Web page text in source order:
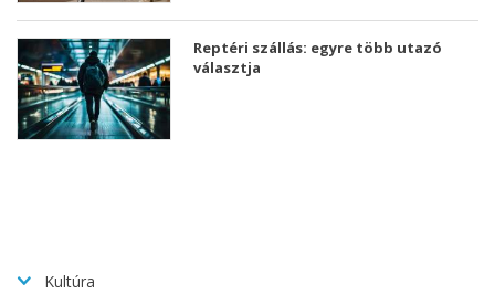
Reptéri szállás: egyre több utazó
választja
Kultúra